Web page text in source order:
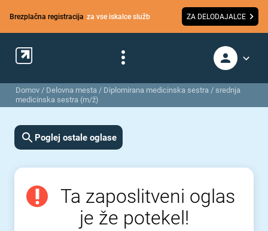
Brezplačna registracija za vse iskalce služb ZA DELODAJALCE
Domov / Delovna mesta / Diplomirana medicinska sestra / srednja
medicinska sestra (m/ž)
Poglej ostale oglase
Ta zaposlitveni oglas
je že potekel!